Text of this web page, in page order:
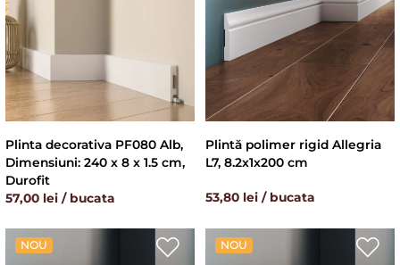
Plinta decorativa PF080 Alb,
Dimensiuni: 240 x 8 x 1.5 cm,
Durofit
57,00 lei / bucata
Plintă polimer rigid Allegria
L7, 8.2x1x200 cm
53,80 lei / bucata
NOU NOU